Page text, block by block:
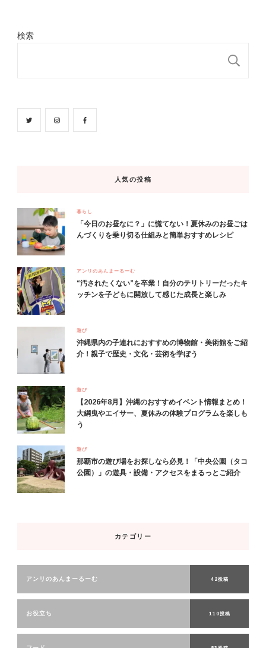
検索
人気の投稿
暮らし
「今日のお昼なに？」に慌てない！夏休みのお昼ごは
んづくりを乗り切る仕組みと簡単おすすめレシピ
アンリのあんまーるーむ
“汚されたくない”を卒業！自分のテリトリーだったキ
ッチンを子どもに開放して感じた成長と楽しみ
遊び
沖縄県内の子連れにおすすめの博物館・美術館をご紹
介！親子で歴史・文化・芸術を学ぼう
遊び
【2026年8月】沖縄のおすすめイベント情報まとめ！
大綱曳やエイサー、夏休みの体験プログラムを楽しも
う
遊び
那覇市の遊び場をお探しなら必見！「中央公園（タコ
公園）」の遊具・設備・アクセスをまるっとご紹介
カテゴリー
アンリのあんまーるーむ 42投稿
お役立ち 110投稿